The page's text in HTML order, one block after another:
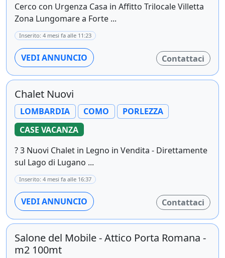
Cerco con Urgenza Casa in Affitto Trilocale Villetta
Zona Lungomare a Forte ...
Inserito: 4 mesi fa alle 11:23
VEDI ANNUNCIO Contattaci
Chalet Nuovi
LOMBARDIA COMO
PORLEZZA
CASE VACANZA
? 3 Nuovi Chalet in Legno in Vendita - Direttamente
sul Lago di Lugano ...
Inserito: 4 mesi fa alle 16:37
VEDI ANNUNCIO Contattaci
Salone del Mobile - Attico Porta Romana -
m2 100mt